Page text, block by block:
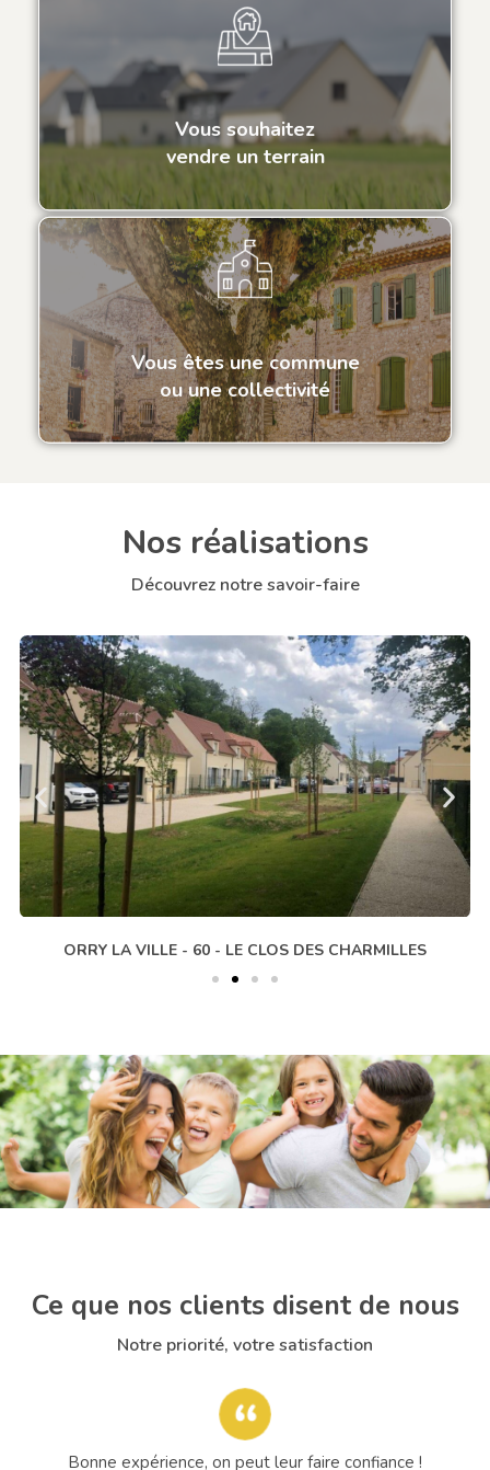
Vous souhaitez
vendre un terrain
Vous êtes une commune
ou une collectivité
Nos réalisations
Découvrez notre savoir-faire
ORRY LA VILLE - 60 - LE CLOS DES CHARMILLES
Ce que nos clients disent de nous
Notre priorité, votre satisfaction
Bonne expérience, on peut leur faire confiance !